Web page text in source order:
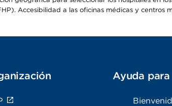
Accesibilidad a las oficinas médicas y centros
Ayuda